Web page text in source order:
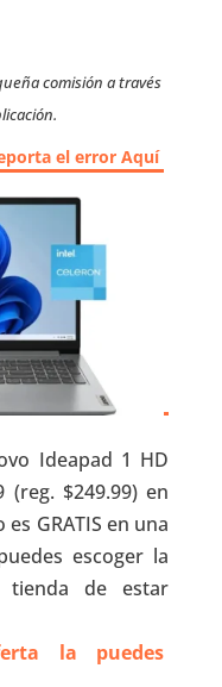
comisión a través
el error Aquí
Ideapad 1 HD
(reg. $249.99) en
GRATIS en una
escoger la
de estar
la puedes